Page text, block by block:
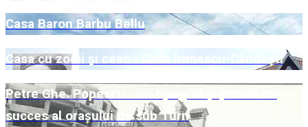
Casa Baron Barbu Bellu
Casa cu zodii și ceas - Casa Irimescu-Cândești
Petre Ghe. Popescu - un tipograf și primar de
succes al orașului de sub Turn